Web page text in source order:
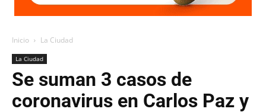
Inicio La Ciudad
La Ciudad
Se suman 3 casos de
coronavirus en Carlos Paz y